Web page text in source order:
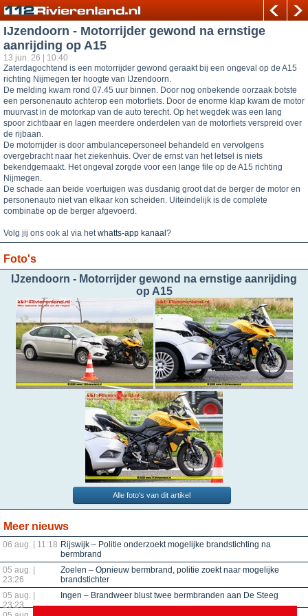
IJzendoorn - Motorrijder gewond na ernstige
aanrijding op A15
13 jun. 26 | 10:40
Zaterdagochtend is een motorrijder gewond geraakt bij een ongeval op de A15
richting Nijmegen ter hoogte van IJzendoorn.
De melding kwam rond 07.45 uur binnen. Door nog onbekende oorzaak botste
een personenauto achterop een motorfiets. Door de enorme klap kwam de motor
muurvast in de motorkap van de auto terecht. Op het wegdek was een lang
spoor zichtbaar en lagen meerdere onderdelen van de motorfiets verspreid over
de rijbaan.
De motorrijder is door ambulancepersoneel behandeld en vervolgens
overgebracht naar het ziekenhuis. Over de ernst van het letsel is niets
bekendgemaakt. Het ongeval zorgde voor een lange file op de A15 richting
Nijmegen.
De schade aan beide voertuigen was dusdanig groot dat de berger de motor en
personenauto niet van elkaar kon scheiden. Uiteindelijk is de complete
combinatie op de berger afgevoerd.
Volg jij ons ook al via hetwhatts-app kanaal ?
Foto's
IJzendoorn - Motorrijder gewond na ernstige aanrijding
op A15
Alle foto's van dit artikel
Meer nieuws
06 aug. | 11:18 Rijswijk – Politie onderzoekt mogelijke brandstichting na
bermbrand
05 aug. |
23:26
Zoelen – Opnieuw bermbrand, politie zoekt naar mogelijke
brandstichter
05 aug. |
23:23
Ingen – Brandweer blust twee bermbranden aan De Steeg